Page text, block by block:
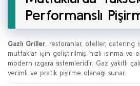
Performanslı
Gazlı Griller, restoranlar, oteller, catering
mutfaklar için geliştirilmiş, hızlı ısınma ve
modern ızgara sistemleridir. Gaz yakıtlı
verimli ve pratik pişirme olanağı sunar.